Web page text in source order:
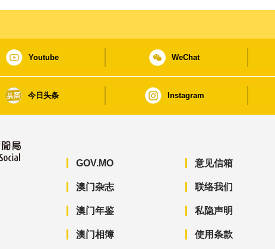
Youtube WeChat
今日头条 Instagram
GOV.MO
澳门杂志
澳门年鉴
澳门相簿
意见信箱
联络我们
私隐声明
使用条款